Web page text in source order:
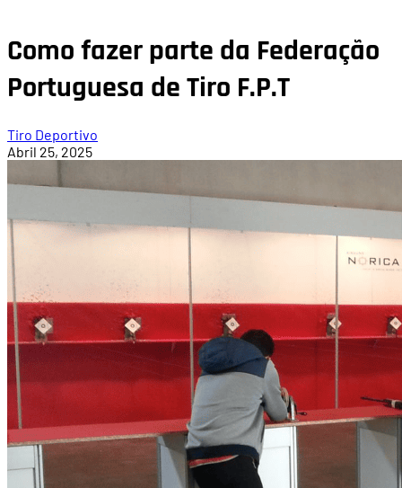
Como fazer parte da Federação
Portuguesa de Tiro F.P.T
Tiro Deportivo
Abril 25, 2025